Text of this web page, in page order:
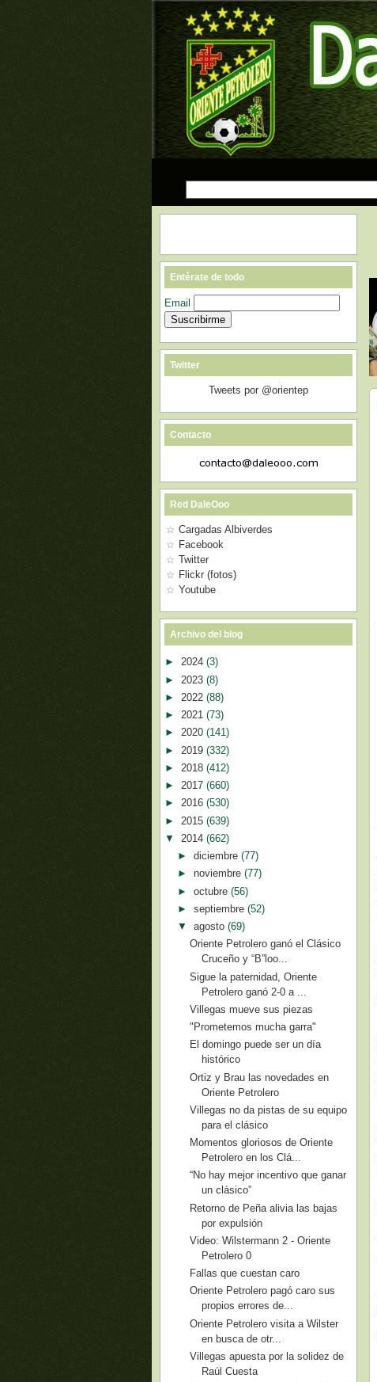
Entérate de todo
Email
Twitter
Tweets por @orientep
Contacto
Red DaleOoo
Cargadas Albiverdes
Facebook
Twitter
Flickr (fotos)
Youtube
Archivo del blog
► 2024 (3)
► 2023 (8)
► 2022 (88)
► 2021 (73)
► 2020 (141)
► 2019 (332)
► 2018 (412)
► 2017 (660)
► 2016 (530)
► 2015 (639)
▼ 2014 (662)
► diciembre (77)
► noviembre (77)
► octubre (56)
► septiembre (52)
▼ agosto (69)
Oriente Petrolero ganó el Clásico
Cruceño y “B”loo...
Sigue la paternidad, Oriente
Petrolero ganó 2-0 a ...
Villegas mueve sus piezas
"Prometemos mucha garra"
El domingo puede ser un día
histórico
Ortiz y Brau las novedades en
Oriente Petrolero
Villegas no da pistas de su equipo
para el clásico
Momentos gloriosos de Oriente
Petrolero en los Clá...
“No hay mejor incentivo que ganar
un clásico”
Retorno de Peña alivia las bajas
por expulsión
Video: Wilstermann 2 - Oriente
Petrolero 0
Fallas que cuestan caro
Oriente Petrolero pagó caro sus
propios errores de...
Oriente Petrolero visita a Wilster
en busca de otr...
Villegas apuesta por la solidez de
Raúl Cuesta